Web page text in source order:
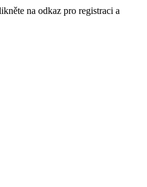
na odkaz pro registraci a